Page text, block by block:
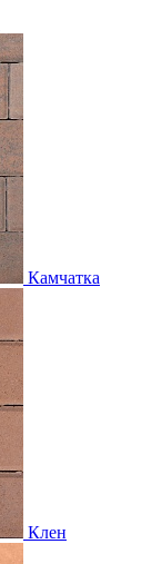
Камчатка
Клен